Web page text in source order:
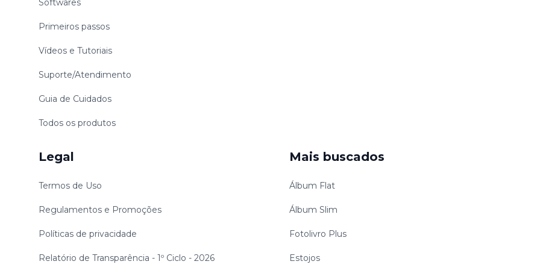
Softwares
Primeiros passos
Vídeos e Tutoriais
Suporte/Atendimento
Guia de Cuidados
Todos os produtos
Legal
Termos de Uso
Regulamentos e Promoções
Políticas de privacidade
Relatório de Transparência - 1º Ciclo - 2026
Mais buscados
Álbum Flat
Álbum Slim
Fotolivro Plus
Estojos